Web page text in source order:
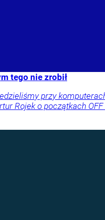
tego nie zrobił
przy
Rojek o początkach OFF